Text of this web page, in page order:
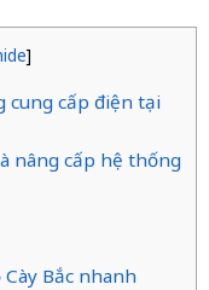
]
cung cấp điện tại
nâng cấp hệ thống
Cày Bắc nhanh